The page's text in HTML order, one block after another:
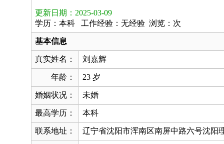
更新日期：2025-03-09
学历：本科 工作经验：无经验 浏览： 次
基本信息
真实姓名： 刘嘉辉
年龄： 23 岁
婚姻状况： 未婚
最高学历： 本科
联系地址： 辽宁省沈阳市浑南区南屏中路六号沈阳